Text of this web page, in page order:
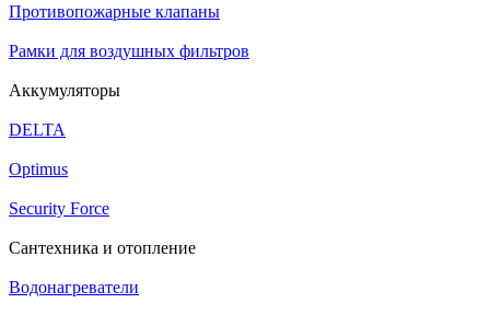
Противопожарные клапаны
Рамки для воздушных фильтров
Аккумуляторы
DELTA
Optimus
Security Force
Сантехника и отопление
Водонагреватели